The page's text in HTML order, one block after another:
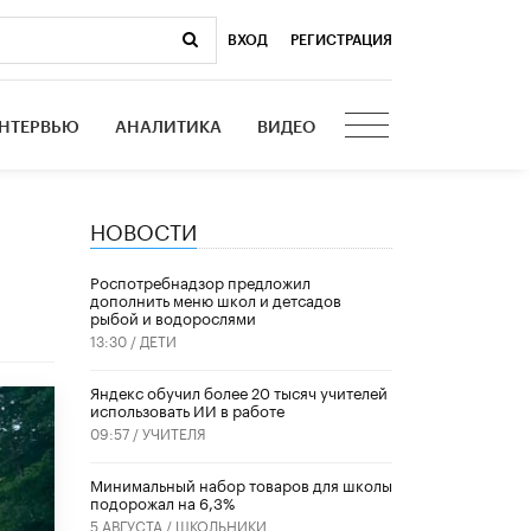
ВХОД РЕГИСТРАЦИЯ
АНАЛИТИКА ВИДЕО
НОВОСТИ
Роспотребнадзор предложил
дополнить меню школ и детсадов
рыбой и водорослями
13:30 / ДЕТИ
​Яндекс обучил более 20 тысяч учителей
использовать ИИ в работе
09:57 /УЧИТЕЛЯ
Минимальный набор товаров для школы
подорожал на 6,3%
5 АВГУСТА / ШКОЛЬНИКИ